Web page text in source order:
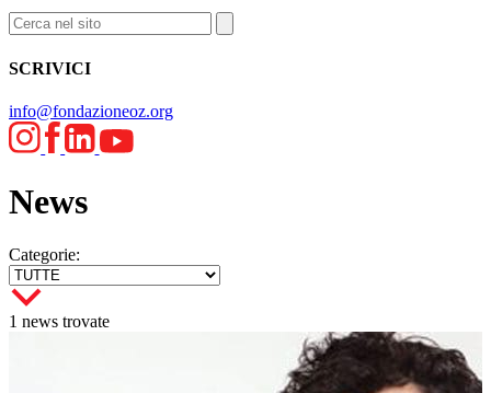
SCRIVICI
info@fondazioneoz.org
News
Categorie:
1 news trovate